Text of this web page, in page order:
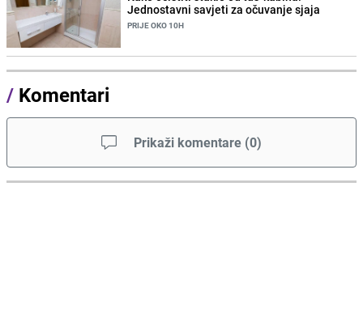
Jednostavni savjeti za očuvanje sjaja
PRIJE OKO 10H
/ Komentari
Prikaži komentare (0)